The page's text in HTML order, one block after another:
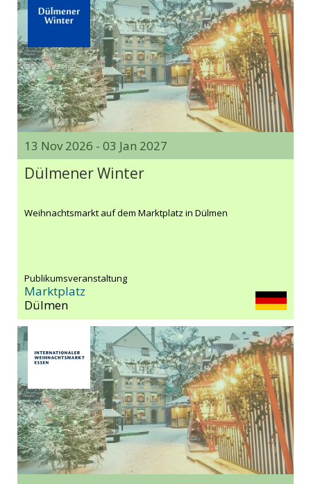
13 Nov 2026 - 03 Jan 2027
Dülmener Winter
Weihnachtsmarkt auf dem Marktplatz in Dülmen
Publikumsveranstaltung
Marktplatz
Dülmen